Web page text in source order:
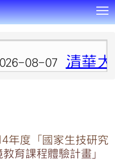
08-07 清華
年度「國家生技研究
育課程體驗計畫」